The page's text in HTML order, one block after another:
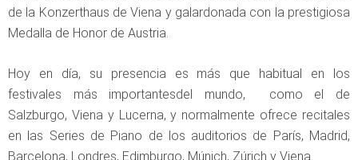
de la Konzerthaus de Viena y galardonada con la prestigiosa
Medalla de Honor de Austria.
Hoy en día, su presencia es más que habitual en los
festivales más importantesdel mundo, como el de
Salzburgo, Viena y Lucerna, y normalmente ofrece recitales
en las Series de Piano de los auditorios de París, Madrid,
Barcelona, Londres, Edimburgo, Múnich, Zúrich y Viena.